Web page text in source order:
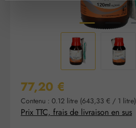
Prix régulier :
77,20 €
Contenu : 0.12 litre (643,33 € / 1 litre)
Prix TTC, frais de livraison en sus